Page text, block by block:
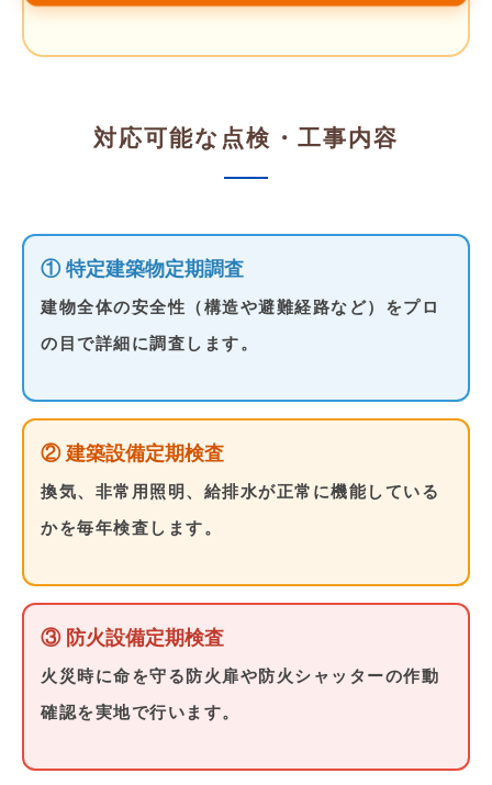
対応可能な点検・工事内容
① 特定建築物定期調査
建物全体の安全性（構造や避難経路など）をプロ
の目で詳細に調査します。
② 建築設備定期検査
換気、非常用照明、給排水が正常に機能している
かを毎年検査します。
③ 防火設備定期検査
火災時に命を守る防火扉や防火シャッターの作動
確認を実地で行います。